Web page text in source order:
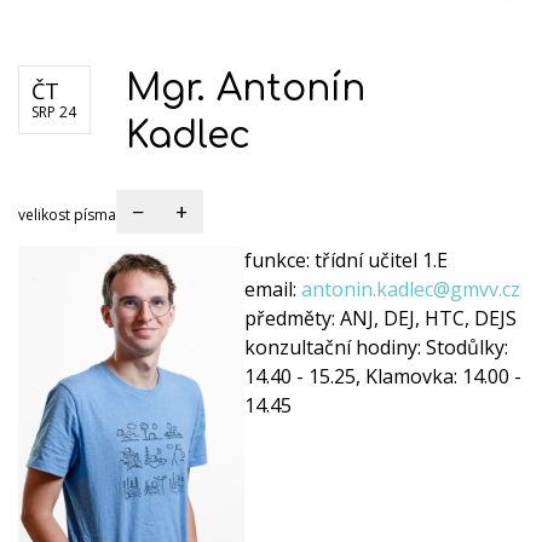
ČT
SRP 24
Mgr. Antonín
Kadlec
velikost písma − +
funkce:třídní učitel 1.E
email:antonin.kadlec@gmvv.cz
předměty:ANJ, DEJ, HTC, DEJS
konzultační hodiny:Stodůlky:
14.40 - 15.25, Klamovka: 14.00 -
14.45